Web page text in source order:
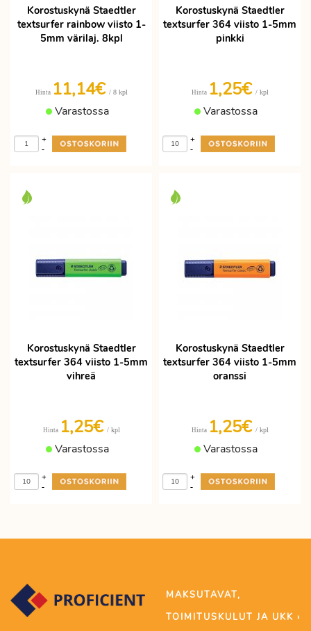
Korostuskynä Staedtler
textsurfer rainbow viisto 1-
5mm värilaj. 8kpl
Hinta 11,14€ / 8 kpl
Varastossa
-
+
Korostuskynä Staedtler
textsurfer 364 viisto 1-5mm
pinkki
Hinta 1,25€ / kpl
Varastossa
-
+
Korostuskynä Staedtler
textsurfer 364 viisto 1-5mm
vihreä
Hinta 1,25€ / kpl
Varastossa
-
+
Korostuskynä Staedtler
textsurfer 364 viisto 1-5mm
oranssi
Hinta 1,25€ / kpl
Varastossa
-
+
MAKSUTAVAT,
TOIMITUSKULUT JA UKK ›